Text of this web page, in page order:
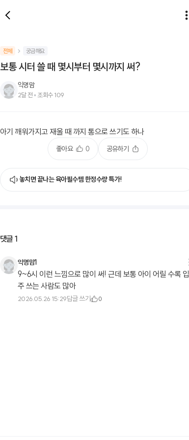
전체 궁금해요
보통 시터 쓸 때 몇시부터 몇시까지 써?
익명맘
2달 전 • 조회수109
아기 깨워가지고 재울 때 까지 통으로 쓰기도 하나
좋아요 0 공유하기
놓치면 끝나는 육아필수템 한정수량 특가!
댓글1
익명맘1
9~6시 이런 느낌으로 많이 써! 근데 보통 아이 어릴 수록 입
주 쓰는 사람도 많아
2026.05.26 15:29답글 쓰기 0